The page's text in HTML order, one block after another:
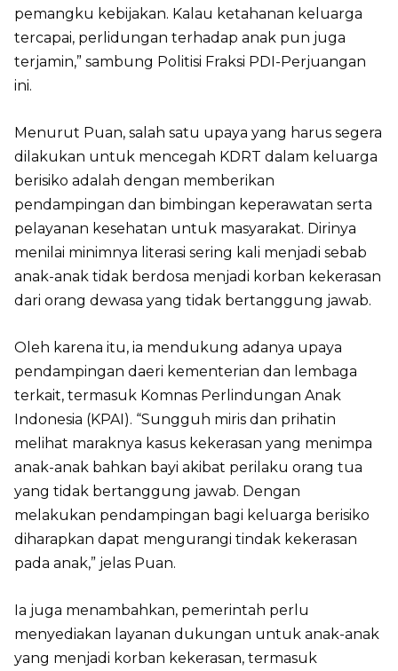
pemangku kebijakan. Kalau ketahanan keluarga
tercapai, perlidungan terhadap anak pun juga
terjamin,” sambung Politisi Fraksi PDI-Perjuangan
ini.
Menurut Puan, salah satu upaya yang harus segera
dilakukan untuk mencegah KDRT dalam keluarga
berisiko adalah dengan memberikan
pendampingan dan bimbingan keperawatan serta
pelayanan kesehatan untuk masyarakat. Dirinya
menilai minimnya literasi sering kali menjadi sebab
anak-anak tidak berdosa menjadi korban kekerasan
dari orang dewasa yang tidak bertanggung jawab.
Oleh karena itu, ia mendukung adanya upaya
pendampingan daeri kementerian dan lembaga
terkait, termasuk Komnas Perlindungan Anak
Indonesia (KPAI). “Sungguh miris dan prihatin
melihat maraknya kasus kekerasan yang menimpa
anak-anak bahkan bayi akibat perilaku orang tua
yang tidak bertanggung jawab. Dengan
melakukan pendampingan bagi keluarga berisiko
diharapkan dapat mengurangi tindak kekerasan
pada anak,” jelas Puan.
Ia juga menambahkan, pemerintah perlu
menyediakan layanan dukungan untuk anak-anak
yang menjadi korban kekerasan, termasuk